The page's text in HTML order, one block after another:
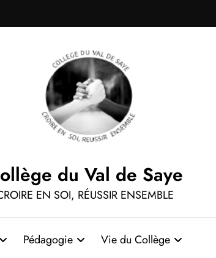
du Val de Saye
EN SOI, RÉUSSIR ENSEMBLE
Pédagogie Vie du Collège